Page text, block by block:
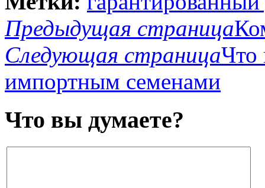
Предыдущая страница
Следующая страницаЧто
импортным семенами
Что вы думаете?